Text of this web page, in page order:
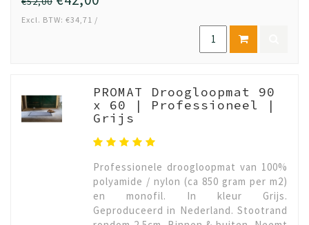
Excl. BTW: €34,71 /
PROMAT Droogloopmat 90
x 60 | Professioneel |
Grijs
Professionele droogloopmat van 100%
polyamide / nylon (ca 850 gram per m2)
en monofil. In kleur Grijs.
Geproduceerd in Nederland. Stootrand